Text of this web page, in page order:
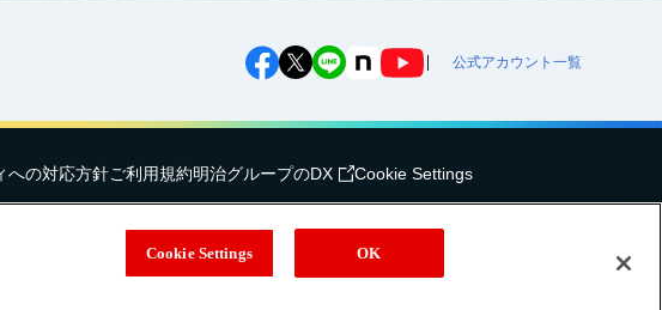
公式アカウント一覧
への対応方針ご利用規約明治グループのDX Cookie Settings
ルディングス株式会社 （EN ｜簡体 ） Meiji Seika ファルマ株式会社
Cookie Settings OK